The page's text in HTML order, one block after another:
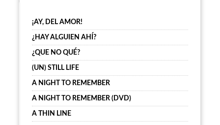
¡AY, DEL AMOR!
¿HAY ALGUIEN AHÍ?
¿QUE NO QUÉ?
(UN) STILL LIFE
A NIGHT TO REMEMBER
A NIGHT TO REMEMBER (DVD)
A THIN LINE